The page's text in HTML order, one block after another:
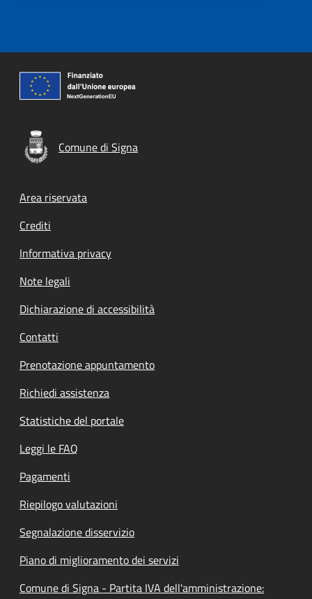
Comune di Signa
Footer menu
Area riservata
Crediti
Informativa privacy
Note legali
Dichiarazione di accessibilità
Contatti
Prenotazione appuntamento
Richiedi assistenza
Statistiche del portale
Leggi le FAQ
Pagamenti
Riepilogo valutazioni
Segnalazione disservizio
Piano di miglioramento dei servizi
Comune di Signa - Partita IVA dell'amministrazione: